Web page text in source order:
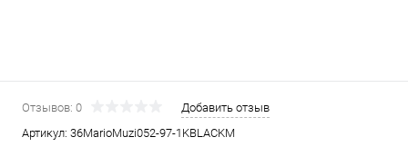
Отзывов: 0
Добавить отзыв
Артикул: 36MarioMuzi052-97-1KBLACKM